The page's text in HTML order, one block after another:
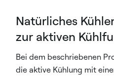
Natürliches
zur aktiven
Bei dem beschriebenen
die aktive Kühlung mit